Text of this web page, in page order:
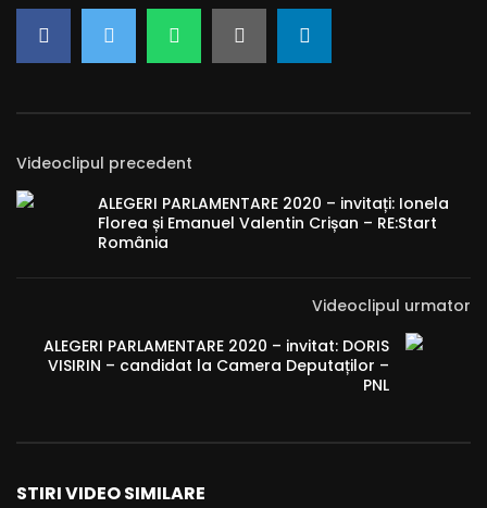
Videoclipul precedent
ALEGERI PARLAMENTARE 2020 – invitați: Ionela
Florea și Emanuel Valentin Crișan – RE:Start
România
Videoclipul urmator
ALEGERI PARLAMENTARE 2020 – invitat: DORIS
VISIRIN – candidat la Camera Deputaților –
PNL
STIRI VIDEO SIMILARE